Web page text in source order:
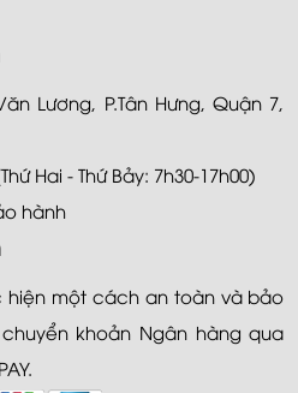
Lương, P.Tân Hưng, Quận 7,
Hai - Thứ Bảy: 7h30-17h00)
hành
hiện một cách an toàn và bảo
khoản Ngân hàng qua